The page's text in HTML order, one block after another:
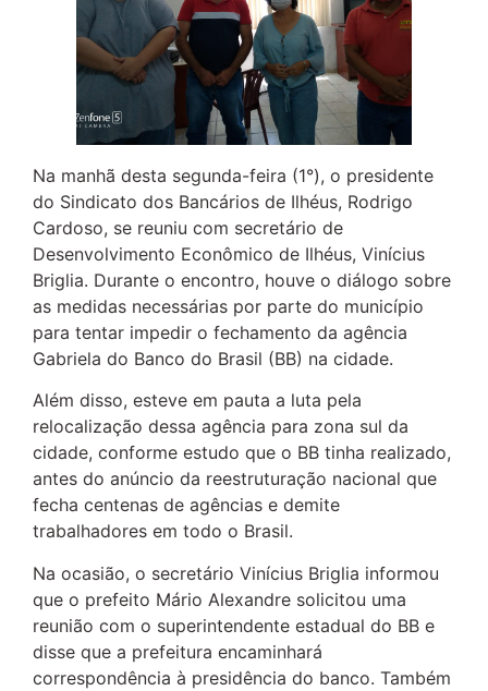
Na manhã desta segunda-feira (1°), o presidente
do Sindicato dos Bancários de Ilhéus, Rodrigo
Cardoso, se reuniu com secretário de
Desenvolvimento Econômico de Ilhéus, Vinícius
Briglia. Durante o encontro, houve o diálogo sobre
as medidas necessárias por parte do município
para tentar impedir o fechamento da agência
Gabriela do Banco do Brasil (BB) na cidade.
Além disso, esteve em pauta a luta pela
relocalização dessa agência para zona sul da
cidade, conforme estudo que o BB tinha realizado,
antes do anúncio da reestruturação nacional que
fecha centenas de agências e demite
trabalhadores em todo o Brasil.
Na ocasião, o secretário Vinícius Briglia informou
que o prefeito Mário Alexandre solicitou uma
reunião com o superintendente estadual do BB e
disse que a prefeitura encaminhará
correspondência à presidência do banco. Também